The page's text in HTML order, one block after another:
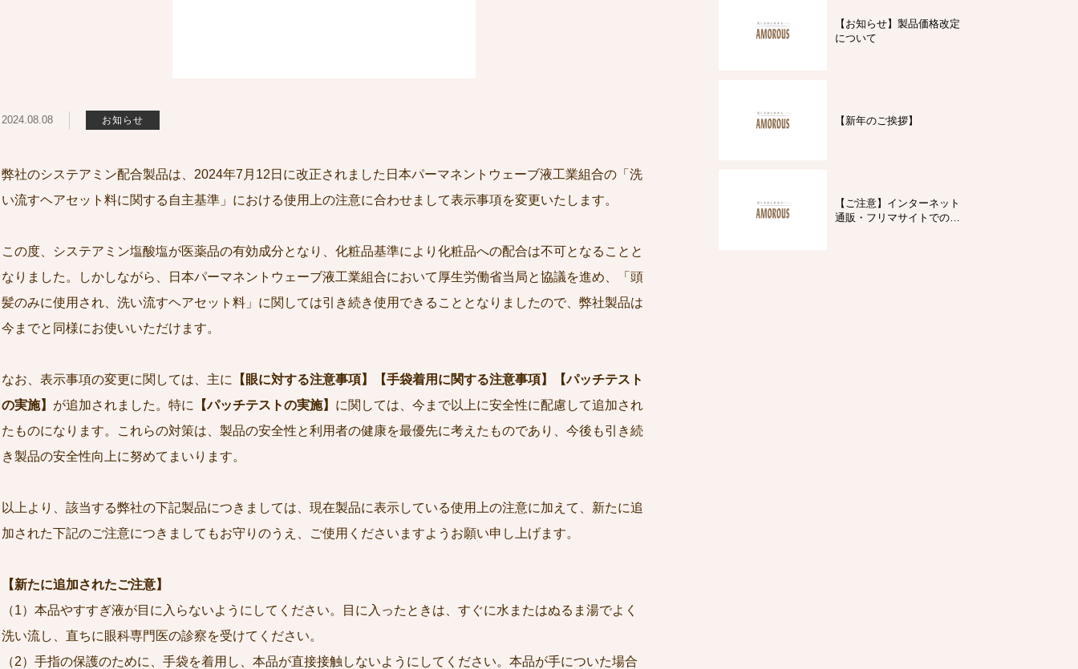
2024.08.08 お知らせ
弊社のシステアミン配合製品は、2024年7月12日に改正されました日本パーマネントウェーブ液工業組合の「洗
い流すヘアセット料に関する自主基準」における使用上の注意に合わせまして表示事項を変更いたします。
この度、システアミン塩酸塩が医薬品の有効成分となり、化粧品基準により化粧品への配合は不可となることと
なりました。しかしながら、日本パーマネントウェーブ液工業組合において厚生労働省当局と協議を進め、「頭
髪のみに使用され、洗い流すヘアセット料」に関しては引き続き使用できることとなりましたので、弊社製品は
今までと同様にお使いいただけます。
なお、表示事項の変更に関しては、主に
【眼に対する注意事項】【手袋着用に関する注意事項】【パッチテスト
の実施】 が追加されました。特に 【パッチテストの実施】 に関しては、今まで以上に安全性に配慮して追加され
たものになります。これらの対策は、製品の安全性と利用者の健康を最優先に考えたものであり、今後も引き続
き製品の安全性向上に努めてまいります。
以上より、該当する弊社の下記製品につきましては、現在製品に表示している使用上の注意に加えて、新たに追
加された下記のご注意につきましてもお守りのうえ、ご使用くださいますようお願い申し上げます。
【新たに追加されたご注意】
（1）本品やすすぎ液が目に入らないようにしてください。目に入ったときは、すぐに水またはぬるま湯でよく
洗い流し、直ちに眼科専門医の診察を受けてください。
（2）手指の保護のために、手袋を着用し、本品が直接接触しないようにしてください。本品が手についた場合
【お知らせ】製品価格改定
について
【新年のご挨拶】
【ご注意】インターネット
通販・フリマサイトでの製